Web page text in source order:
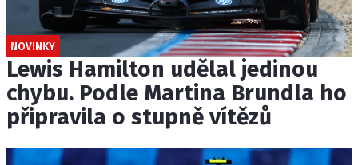
NOVINKY
Lewis Hamilton udělal jedinou
chybu. Podle Martina Brundla ho
připravila o stupně vítězů